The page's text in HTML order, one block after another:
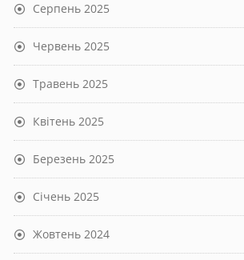
Серпень 2025
Червень 2025
Травень 2025
Квітень 2025
Березень 2025
Січень 2025
Жовтень 2024